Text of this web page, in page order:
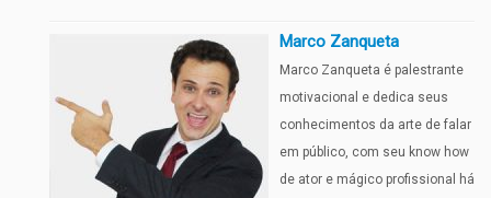
Marco Zanqueta
Marco Zanqueta é palestrante
motivacional e dedica seus
conhecimentos da arte de falar
em público, com seu know how
de ator e mágico profissional há